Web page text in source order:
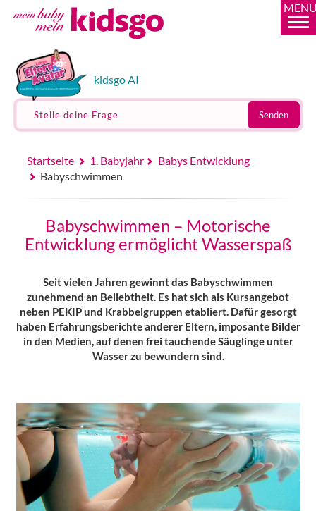
kidsgo AI
Stelle deine Frage Senden
Startseite 1. Babyjahr
Babys Entwicklung
Babyschwimmen
Babyschwimmen – Motorische
Entwicklung ermöglicht Wasserspaß
Seit vielen Jahren gewinnt das Babyschwimmen
zunehmend an Beliebtheit. Es hat sich als Kursangebot
neben PEKIP und Krabbelgruppen etabliert. Dafür gesorgt
haben Erfahrungsberichte anderer Eltern, imposante Bilder
in den Medien, auf denen frei tauchende Säuglinge unter
Wasser zu bewundern sind.